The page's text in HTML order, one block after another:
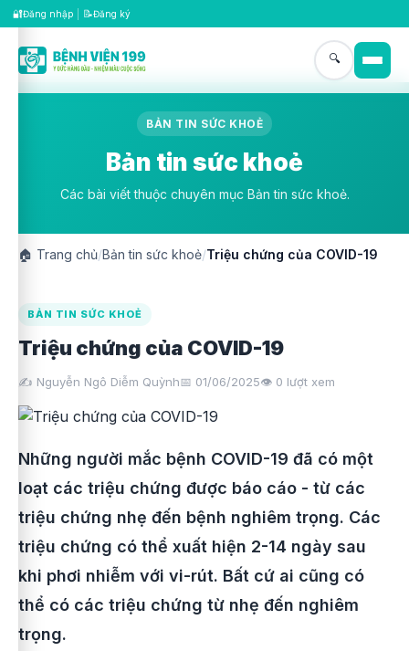
🔐Đăng nhập 📝Đăng ký
🔍
BẢN TIN SỨC KHOẺ
Bản tin sức khoẻ
Các bài viết thuộc chuyên mục Bản tin sức khoẻ.
🏠 Trang chủ/Bản tin sức khoẻ/Triệu chứng của COVID-19
BẢN TIN SỨC KHOẺ
Triệu chứng của COVID-19
✍️ Nguyễn Ngô Diễm Quỳnh📅 01/06/2025👁️ 0 lượt xem
Những người mắc bệnh COVID-19 đã có một
loạt các triệu chứng được báo cáo - từ các
triệu chứng nhẹ đến bệnh nghiêm trọng. Các
triệu chứng có thể xuất hiện 2-14 ngày sau
khi phơi nhiễm với vi-rút. Bất cứ ai cũng có
thể có các triệu chứng từ nhẹ đến nghiêm
trọng.